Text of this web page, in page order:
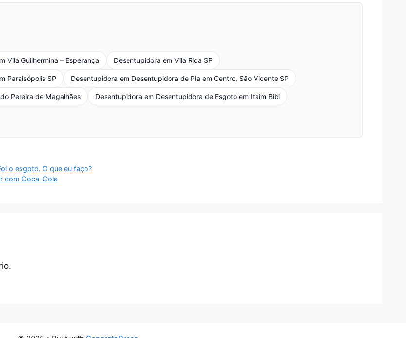
Vila Guilhermina – Esperança Desentupidora em Vila Rica SP
Paraisópolis SP Desentupidora em Desentupidora de Pia em Centro, São Vicente SP
Pereira de Magalhães Desentupidora em Desentupidora de Esgoto em Itaim Bibi
o esgoto. O que eu faço?
com Coca-Cola